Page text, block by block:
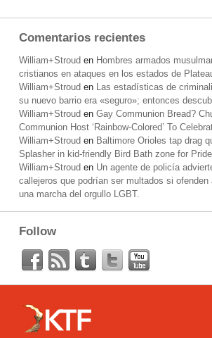
Comentarios recientes
William+Stroud en Hombres armados
cristianos en ataques en los estados de
William+Stroud en Las estadísticas de
su nuevo barrio era «seguro»; entonces
William+Stroud en Gay Communion Bread?
Communion Host ‘Rainbow-Colored’ To
William+Stroud en Baltimore Orioles tap drag
Splasher in kid-friendly Bird Bath zone for
William+Stroud en Un agente de policía
callejeros que podrían ser multados si ofenden
una marcha del orgullo LGBT.
Follow